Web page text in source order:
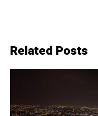
Related Posts